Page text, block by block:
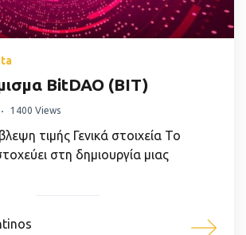
BitDAO (BIT)
1400 Views
τιμής Γενικά στοιχεία Το
στη δημιουργία μιας